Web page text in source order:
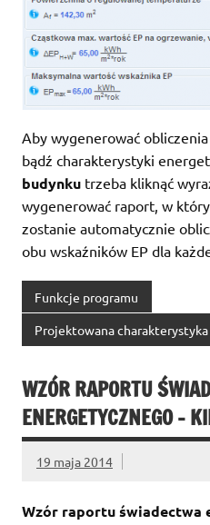
Aby wygenerować
bądź charakterystyki
budynku trzeba kliknąć
wygenerować raport, w
zostanie automatycznie
obu wskaźników EP dla
Funkcje programu
Projektowana
WZÓR RAPORTU
ENERGETYCZNEGO –
19 maja 2014
Wzór raportu świadectwa